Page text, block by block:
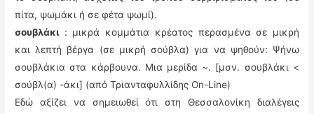
πίτα, ψωμάκι ή σε φέτα ψωμί).
σουβλάκι: μικρά κομμάτια κρέατος περασμένα σε μικρή
και λεπτή βέργα (σε μικρή σούβλα) για να ψηθούν: Ψήνω
σουβλάκια στα κάρβουνα. Μια μερίδα ~. [μσν. σουβλάκι <
σούβλ(α) -άκι] (από Τριανταφυλλίδης On-Line)
Εδώ αξίζει να σημειωθεί ότι στη Θεσσαλονίκη διαλέγεις